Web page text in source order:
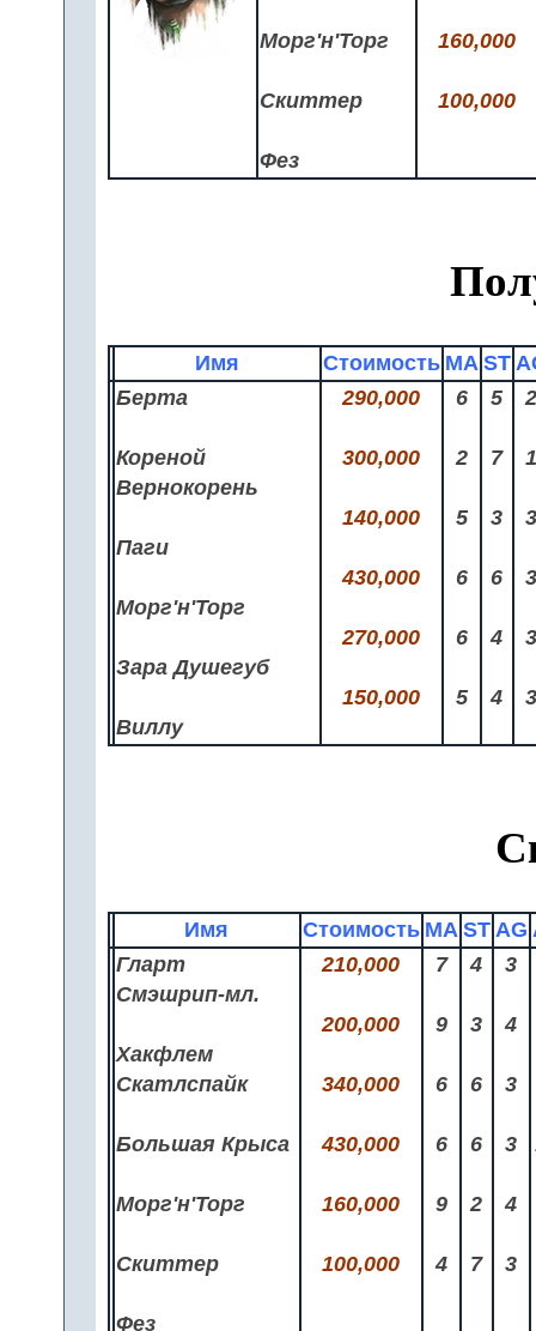
Морг'н'Торг
Скиттер
Фез
160,000
100,000
Имя Стоимость MA ST
Берта
Кореной
Вернокорень
Паги
Морг'н'Торг
Зара Душегуб
Виллу
290,000
300,000
140,000
430,000
270,000
150,000
6
2
5
6
6
5
5
7
3
6
4
4
Имя Стоимость MA ST AG
Гларт
Смэшрип-мл.
Хакфлем
Скатлспайк
Большая Крыса
Морг'н'Торг
Скиттер
Фез
210,000
200,000
340,000
430,000
160,000
100,000
7
9
6
6
9
4
4
3
6
6
2
7
3
4
3
3
4
3